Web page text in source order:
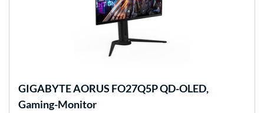
GIGABYTEAORUS FO27Q5P QD-OLED,
Gaming-Monitor